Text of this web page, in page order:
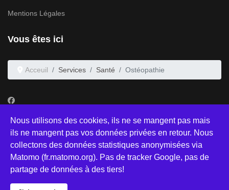
Mentions Légales
Vous êtes ici
Acceuil Services Santé Ostéopathie
© 2019 Centre Paramédical de Casteau
Ce site est hébergé parInfomaniak
Nous utilisons des cookies, ils ne se mangent pas mais
ils ne mangent pas vos données privées en retour. Nous
collectons des données statistiques anonymisées via
Matomo (fr.matomo.org). Pas de tracker Google, pas de
partage de données à des tiers!